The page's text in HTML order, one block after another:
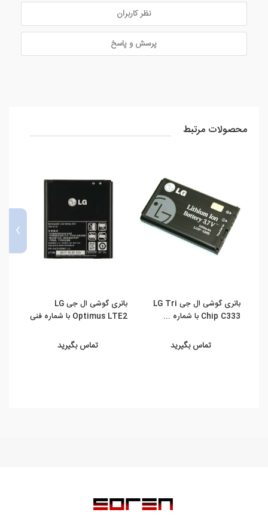
نظر کاربران
پرسش و پاسخ
محصولات مرتبط
باتری گوشی ال جی LG Tri
Chip C333 با شماره ...
تماس بگیرید
باتری گوشی ال جی LG
Optimus LTE2 با شماره فنی
تماس بگیرید
›